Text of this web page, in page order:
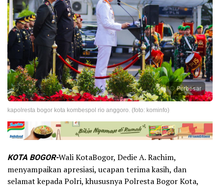
Perbesar
kapolresta bogor kota kombespol rio anggoro. (foto: kominfo)
KOTA BOGOR-Wali KotaBogor, Dedie A. Rachim,
menyampaikan apresiasi, ucapan terima kasih, dan
selamat kepada Polri, khususnya Polresta Bogor Kota,